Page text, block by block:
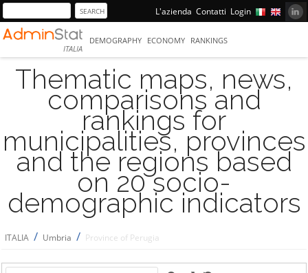
L'azienda Contatti Login
ITALIA
DEMOGRAPHY ECONOMY RANKINGS
Thematic maps, news,
comparisons and
rankings for
municipalities, provinces
and the regions based
on 20 socio-
demographic indicators
ITALIA / Umbria / Province of Perugia